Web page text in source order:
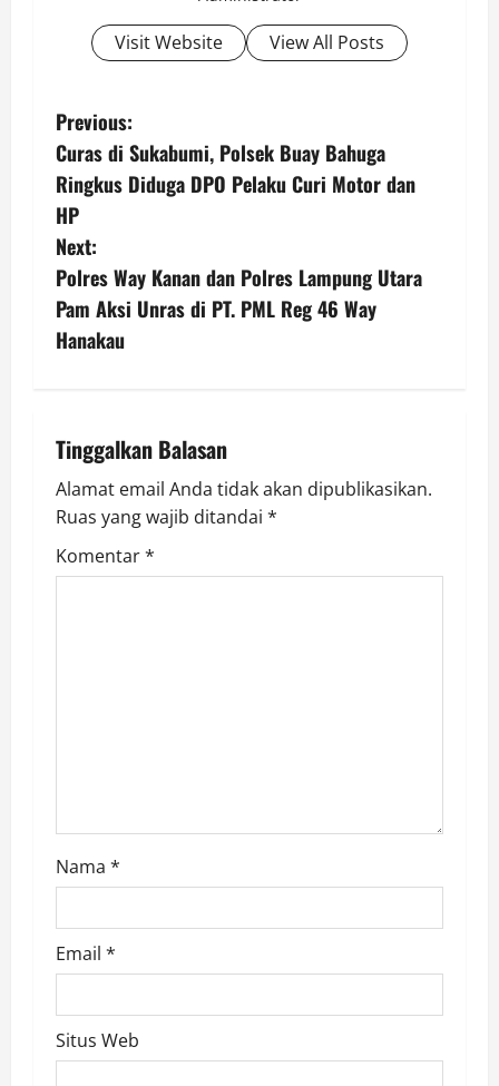
Visit Website View All Posts
P
o
s
t
n
a
i
g
a
Previous:
Curas di Sukabumi, Polsek Buay Bahuga
Ringkus Diduga DPO Pelaku Curi Motor dan
HP
Next:
Polres Way Kanan dan Polres Lampung Utara
Pam Aksi Unras di PT. PML Reg 46 Way
Hanakau
Tinggalkan Balasan
Alamat email Anda tidak akan dipublikasikan.
Ruas yang wajib ditandai *
Komentar*
Nama *
Email *
Situs Web